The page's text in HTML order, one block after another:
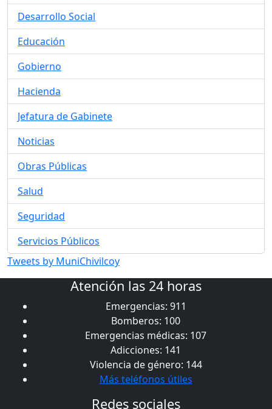
Desarrollo Social
Educación
Gobierno
Hacienda
Jefatura de Gabinete
Noticias
Obras Públicas
Salud
Seguridad
Servicios Públicos
Tweets by MuniChivilcoy
Atención las 24 horas
Emergencias: 911
Bomberos: 100
Emergencias médicas: 107
Adicciones: 141
Violencia de género: 144
Más teléfonos útiles
Redes sociales